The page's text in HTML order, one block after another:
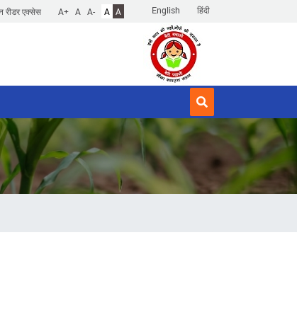
English हिंदी
रीडर एक्सेस A+ A A- A A